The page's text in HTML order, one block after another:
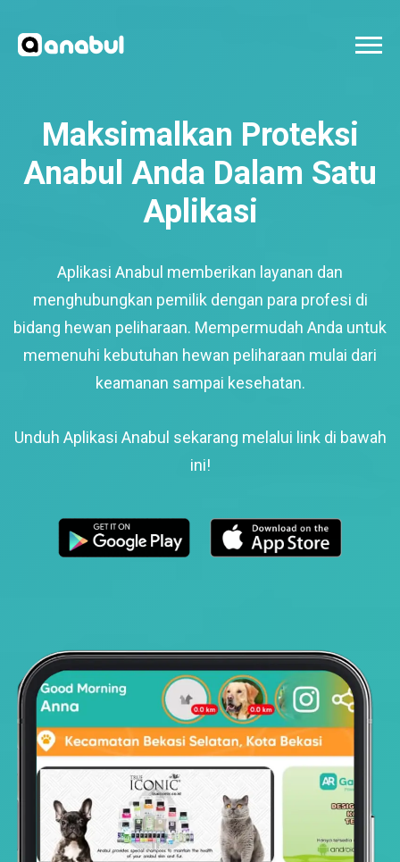
Maksimalkan Proteksi
Anabul Anda Dalam Satu
Aplikasi
Aplikasi Anabul memberikan layanan dan
menghubungkan pemilik dengan para profesi di
bidang hewan peliharaan. Mempermudah Anda untuk
memenuhi kebutuhan hewan peliharaan mulai dari
keamanan sampai kesehatan.
Unduh Aplikasi Anabul sekarang melalui link di bawah
ini!